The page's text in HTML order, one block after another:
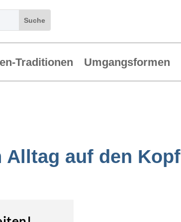
Traditionen Umgangsformen
Alltag auf den Kopf